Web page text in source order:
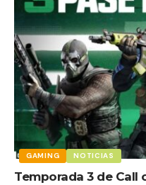
GAMING NOTICIAS
Temporada 3 de Call